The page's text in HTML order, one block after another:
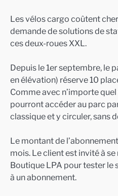
Les vélos cargo coûtent
demande de solutions de
ces deux-roues XXL.
Depuis le 1er septembre, le
en élévation) réserve 10
Comme avec n’importe
pourront accéder au parc
classique et y circuler, sans
Le montant de
mois. Le client est invité à
Boutique LPA pour tester le
à un abonnement.